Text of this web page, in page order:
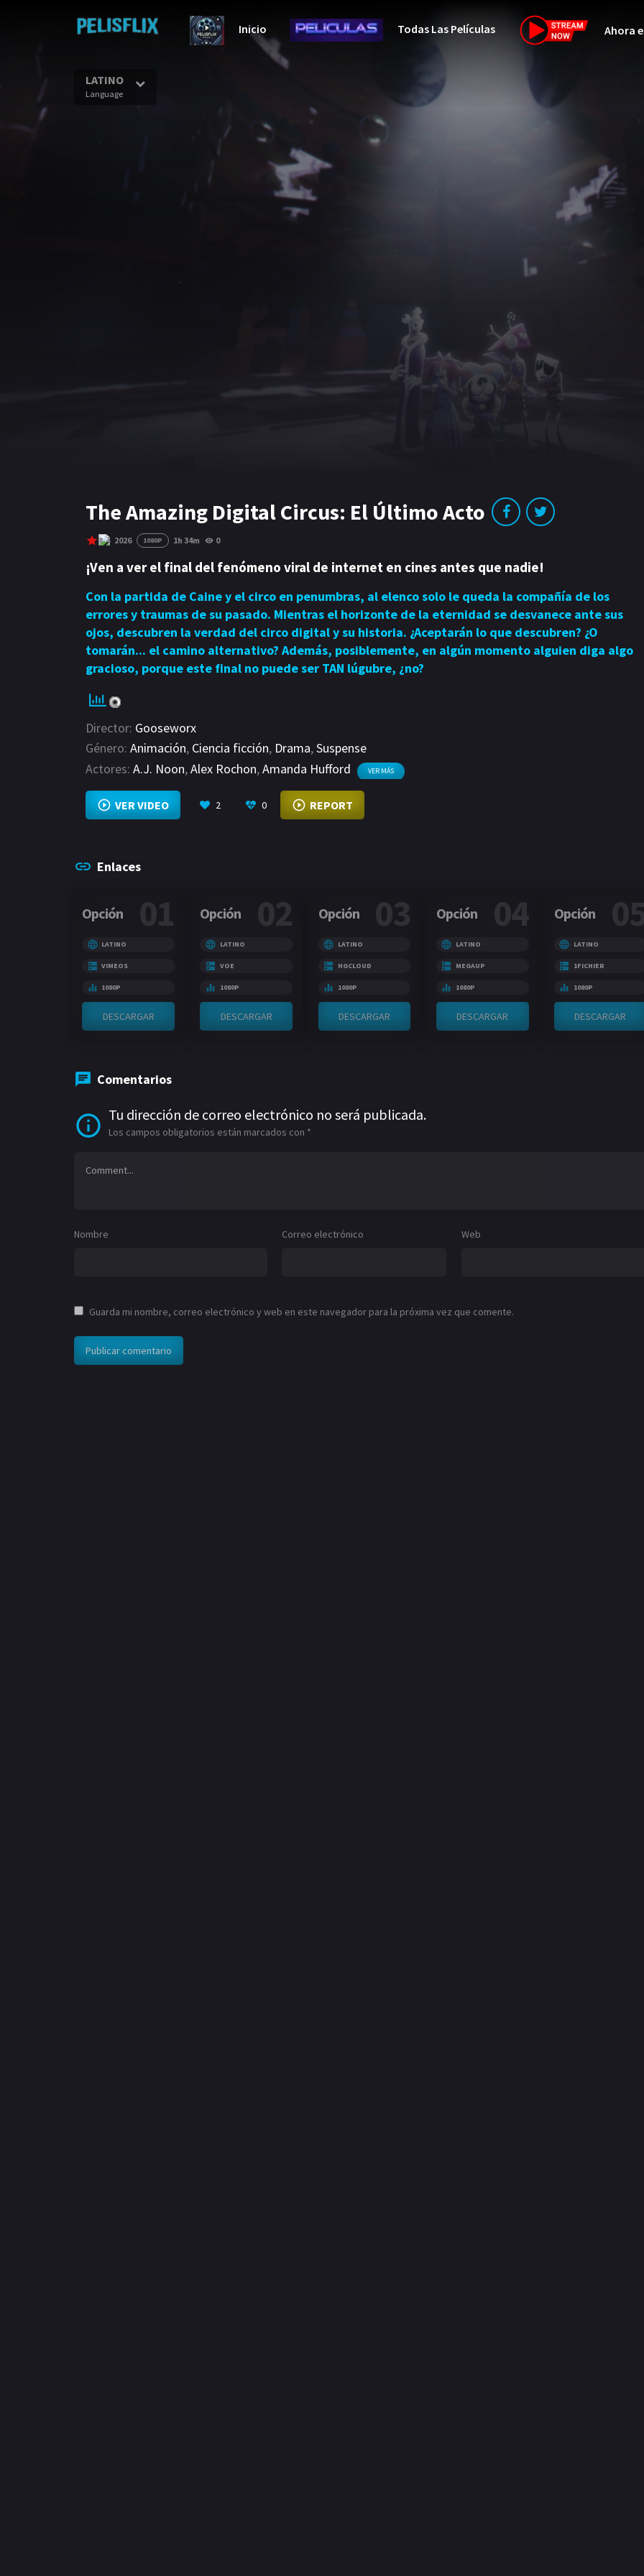
Inicio Todas Las Películas Ahora
Vivamax
Vix+Original
LATINO
Language
The Amazing Digital Circus: El Último Acto
8.4 2026 1080P 1h 34m 0
¡Ven a ver el final del fenómeno viral de internet en cines antes que nadie!
Con la partida de Caine y el circo en penumbras, al elenco solo le queda la compañía de los
errores y traumas de su pasado. Mientras el horizonte de la eternidad se desvanece ante sus
ojos, descubren la verdad del circo digital y su historia. ¿Aceptarán lo que descubren? ¿O
tomarán... el camino alternativo? Además, posiblemente, en algún momento alguien diga algo
gracioso, porque este final no puede ser TAN lúgubre, ¿no?
Director: Gooseworx
Género: Animación, Ciencia ficción, Drama,Suspense
Actores: A.J. Noon, Alex Rochon, Amanda Hufford VER MÁS
VER VIDEO 2 0 REPORT
Enlaces
Opción 01
LATINO
VIMEOS
1080P
DESCARGAR
Opción 02
LATINO
VOE
1080P
DESCARGAR
Opción 03
LATINO
HGCLOUD
1080P
DESCARGAR
Opción 04
LATINO
MEGAUP
1080P
DESCARGAR
Opción
LATINO
1FICHIER
1080P
DESCARGAR
Comentarios
Tu dirección de correo electrónico no será publicada.
Los campos obligatorios están marcados con *
Nombre Correo electrónico Web
Guarda mi nombre, correo electrónico y web en este navegador para la próxima vez que comente.